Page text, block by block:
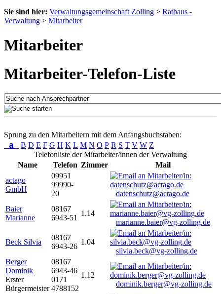
Sie sind hier: Verwaltungsgemeinschaft Zolling > Rathaus -
Verwaltung > Mitarbeiter
Mitarbeiter
Mitarbeiter-Telefon-Liste
Sprung zu den Mitarbeitern mit dem Anfangsbuchstaben:
a B D E F G H K L M N O P R S T V W Z
Telefonliste der Mitarbeiter/innen der Verwaltung
Name
Telefon Zimmer
Mail
actago
GmbH
09951
99990-
20
datenschutz@actago.de
Baier
Marianne
08167
6943-51
1.14
marianne.baier@vg-zolling.de
Beck Silvia
08167
6943-26
1.04
silvia.beck@vg-zolling.de
Berger
Dominik
Erster
Bürgermeister
08167
6943-46
0171
4788152
1.12
dominik.berger@vg-zolling.de